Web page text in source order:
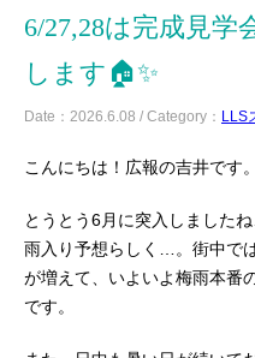
6/27,28は完成見学
します🏠✨
Date：2026.6.08 / Category：
こんにちは！広報の吉井です。
とうとう6月に突入しました
雨入り予想らしく…。街中で
が増えて、いよいよ梅雨本番
です。